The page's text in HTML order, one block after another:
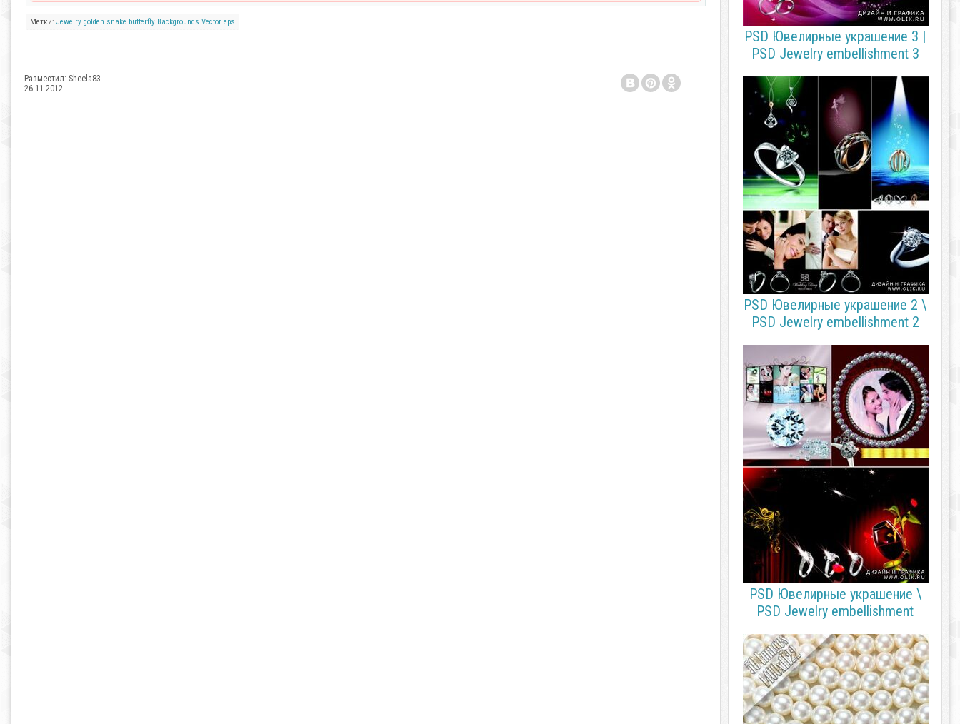
Метки: Jewelry golden snake butterfly Backgrounds Vector eps
Разместил: Sheela83
26.11.2012
PSD Ювелирные украшение 3 |
PSD Jewelry embellishment 3
PSD Ювелирные украшение 2 \
PSD Jewelry embellishment 2
PSD Ювелирные украшение \
PSD Jewelry embellishment